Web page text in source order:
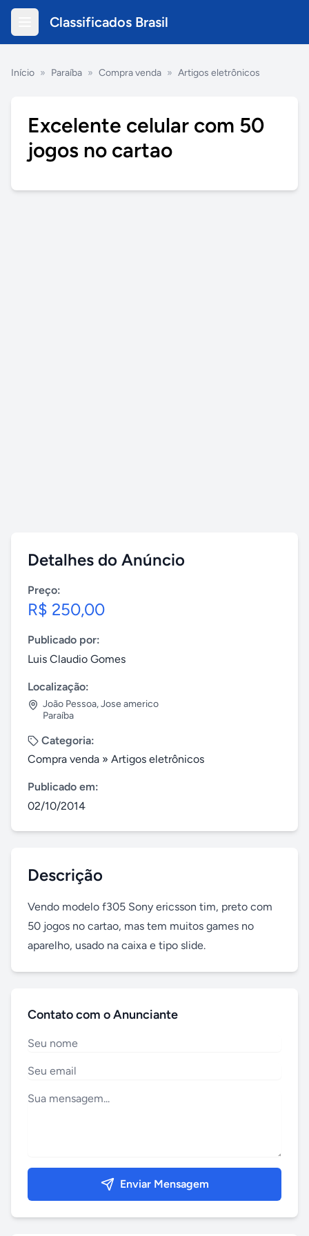
Classificados Brasil
Início » Paraíba » Compra venda » Artigos eletrônicos
Excelente celular com 50
jogos no cartao
Detalhes do Anúncio
Preço:
R$ 250,00
Publicado por:
Luis Claudio Gomes
Localização:
João Pessoa,Jose americo
Paraíba
Categoria:
Compra venda » Artigos eletrônicos
Publicado em:
02/10/2014
Descrição
Vendo modelo f305 Sony ericsson tim, preto com
50 jogos no cartao, mas tem muitos games no
aparelho, usado na caixa e tipo slide.
Contato com o Anunciante
Enviar Mensagem